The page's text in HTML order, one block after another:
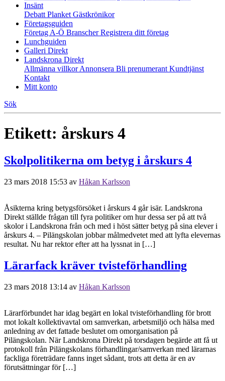
Insänt
Debatt Planket Gästkrönikor
Företagsguiden
Företag A-Ö BranscherRegistrera ditt företag
Lunchguiden
Galleri Direkt
Landskrona Direkt
Allmänna villkorAnnonsera Bli prenumerant Kundtjänst
Kontakt
Mitt konto
Sök
Etikett: årskurs 4
Skolpolitikerna om betyg i årskurs 4
23 mars 2018 15:53 av Håkan Karlsson
Åsikterna kring betygsförsöket i årskurs 4 går isär. Landskrona
Direkt ställde frågan till fyra politiker om hur dessa ser på att två
skolor i Landskrona från och med i höst sätter betyg på sina elever i
årskurs 4. – Pilängskolan jobbar målmedvetet med att lyfta elevernas
resultat. Nu har rektor efter att ha lyssnat in […]
Lärarfack kräver tvisteförhandling
23 mars 2018 13:14 av Håkan Karlsson
Lärarförbundet har idag begärt en lokal tvisteförhandling för brott
mot lokalt kollektivavtal om samverkan, arbetsmiljö och hälsa med
anledning av det fattade beslutet om omorganisation på
Pilängskolan. När Landskrona Direkt på torsdagen begärde att få ut
protokoll från Pilängskolans förhandlingar/samverkan med lärarnas
fackliga företrädare fanns inget sådant, trots att detta är en av
förutsättningar för […]